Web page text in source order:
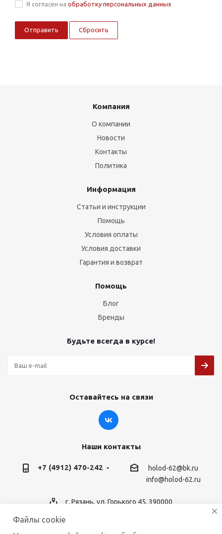
Я согласен на обработку персональных данных
Сбросить
Компания
О компании
Новости
Контакты
Политика
Информация
Статьи и инструкции
Помощь
Условия оплаты
Условия доставки
Гарантия и возврат
Помощь
Блог
Бренды
Будьте всегда в курсе!
Оставайтесь на связи
Наши контакты
+7 (4912) 470-242
holod-62@bk.ru
info@holod-62.ru
г. Рязань, ул. Горького 45, 390000
Файлы cookie